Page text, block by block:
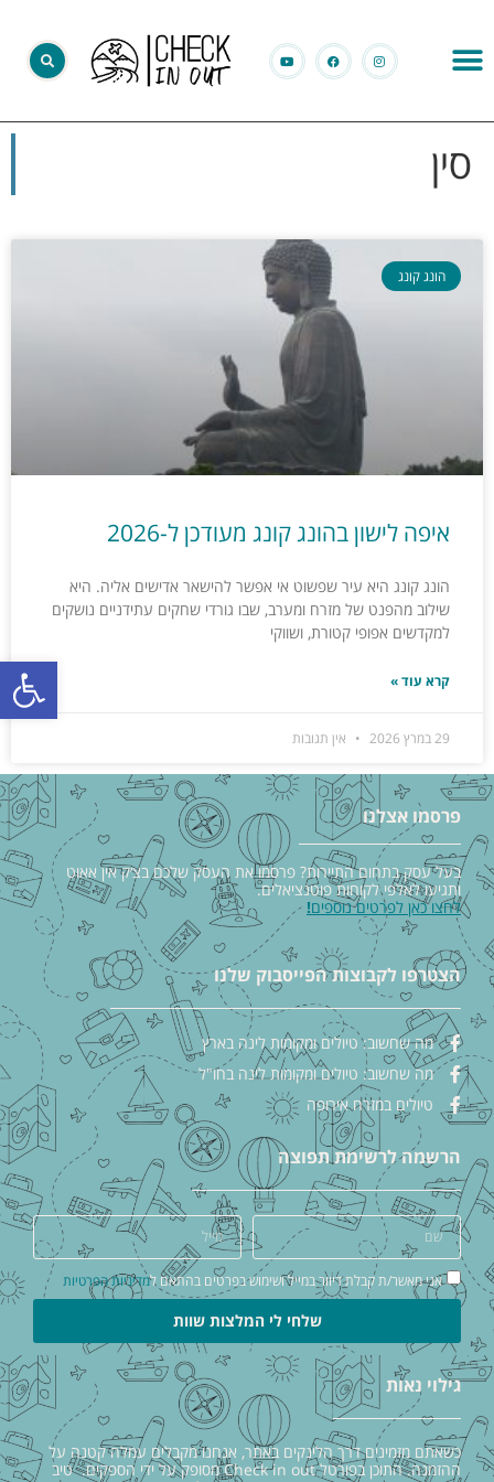
פתח
סין
הונג קונג
איפה לישון בהונג קונג מעודכן ל-2026
הונג קונג היא עיר שפשוט אי אפשר להישאר אדישים אליה. היא
שילוב מהפנט של מזרח ומערב, שבו גורדי שחקים עתידניים נושקים
למקדשים אפופי קטורת, ושווקי
קרא עוד »
29 במרץ 2026 אין תגובות
פרסמו אצלנו
בעל עסק בתחום התיירות? פרסמו את העסק שלכם בצ׳ק אין אאוט
ותגיעו לאלפי לקוחות פוטנציאלים.
לחצו כאן לפרטים נוספים!
הצטרפו לקבוצות הפייסבוק שלנו
מה שחשוב: טיולים ומקומות לינה בארץ
מה שחשוב: טיולים ומקומות לינה בחו"ל
טיולים במזרח אירופה
הרשמה לרשימת תפוצה
אני מאשר/ת קבלת דיוור במייל ושימוש בפרטים בהתאם למדיניות הפרטיות
שלחי לי המלצות שוות
גילוי נאות
כשאתם מזמינים דרך הלינקים באתר, אנחנו מקבלים עמלה קטנה על
ההזמנה. התוכן בפורטל Check in out מסופק על ידי הספקים. טיב